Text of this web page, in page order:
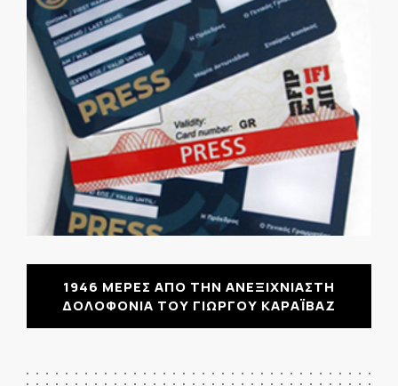
1946 ΜΕΡΕΣ ΑΠΟ ΤΗΝ ΑΝΕΞΙΧΝΙΑΣΤΗ
ΔΟΛΟΦΟΝΙΑ ΤΟΥ ΓΙΩΡΓΟΥ ΚΑΡΑΪΒΑΖ